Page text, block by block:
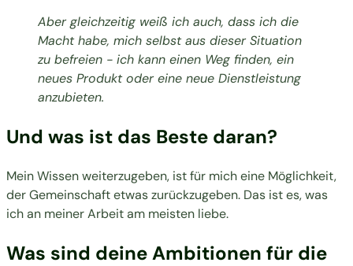
Aber gleichzeitig weiß ich auch, dass ich die
Macht habe, mich selbst aus dieser Situation
zu befreien - ich kann einen Weg finden, ein
neues Produkt oder eine neue Dienstleistung
anzubieten.
Und was ist das Beste daran?
Mein Wissen weiterzugeben, ist für mich eine Möglichkeit,
der Gemeinschaft etwas zurückzugeben. Das ist es, was
ich an meiner Arbeit am meisten liebe.
Was sind deine Ambitionen für die